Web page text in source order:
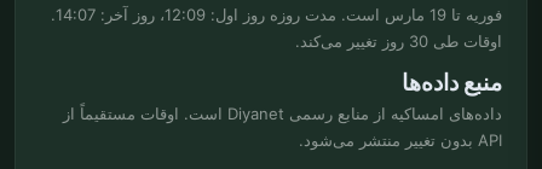
فوریه تا 19 مارس است. مدت روزه روز اول: 12:09، روز آخر: 14:07.
اوقات طی 30 روز تغییر می‌کند.
منبع داده‌ها
داده‌های امساکیه از منابع رسمی Diyanet است. اوقات مستقیماً از
API بدون تغییر منتشر می‌شود.